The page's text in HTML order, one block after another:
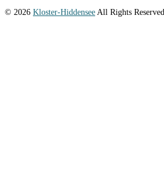
© 2026 Kloster-Hiddensee All Rights Reserved.